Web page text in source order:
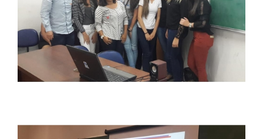
REGULAMENTOS
REGIMENTOS
RELATÓRIOS